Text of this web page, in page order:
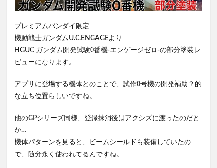
プレミアムバンダイ限定
機動戦士ガンダムU.C.ENGAGEより
HGUC ガンダム開発試験0番機-エンゲージゼロ-の部分塗装レ
ビューになります。
アプリに登場する機体とのことで、試作0号機の開発補助？的
な立ち位置らしいですね。
他のGPシリーズ同様、登録抹消後はアクシズに渡ったのだと
か…
機体パターンを見ると、ビームシールドも装備していたの
で、随分永く使われてるんですね。